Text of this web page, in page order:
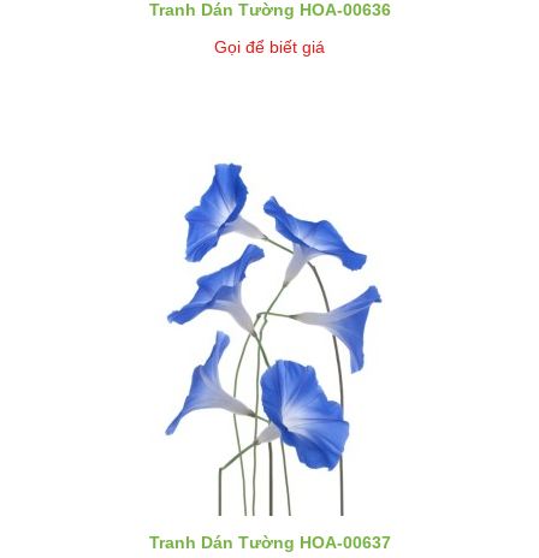
Tranh Dán Tường HOA-00636
Gọi để biết giá
Tranh Dán Tường HOA-00637